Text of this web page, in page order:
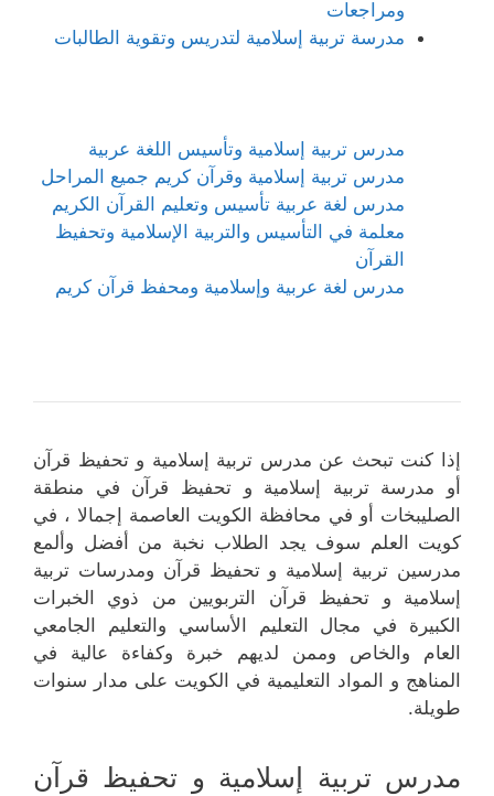
ومراجعات
مدرسة تربية إسلامية لتدريس وتقوية الطالبات
مدرس تربية إسلامية وتأسيس اللغة عربية
مدرس تربية إسلامية وقرآن كريم جميع المراحل
مدرس لغة عربية تأسيس وتعليم القرآن الكريم
معلمة في التأسيس والتربية الإسلامية وتحفيظ
القرآن
مدرس لغة عربية وإسلامية ومحفظ قرآن كريم
إذا كنت تبحث عن مدرس تربية إسلامية و تحفيظ قرآن
أو مدرسة تربية إسلامية و تحفيظ قرآن في منطقة
الصليبخات أو في محافظة الكويت العاصمة إجمالا ، في
كويت العلم سوف يجد الطلاب نخبة من أفضل وألمع
مدرسين تربية إسلامية و تحفيظ قرآن ومدرسات تربية
إسلامية و تحفيظ قرآن التربويين من ذوي الخبرات
الكبيرة في مجال التعليم الأساسي والتعليم الجامعي
العام والخاص وممن لديهم خبرة وكفاءة عالية في
المناهج و المواد التعليمية في الكويت على مدار سنوات
طويلة.
مدرس تربية إسلامية و تحفيظ قرآن